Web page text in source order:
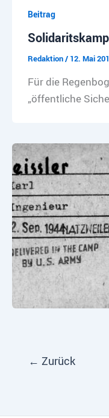
Beitrag
Redaktion/ 12. Mai
Für die
„öffentliche
← Zurück